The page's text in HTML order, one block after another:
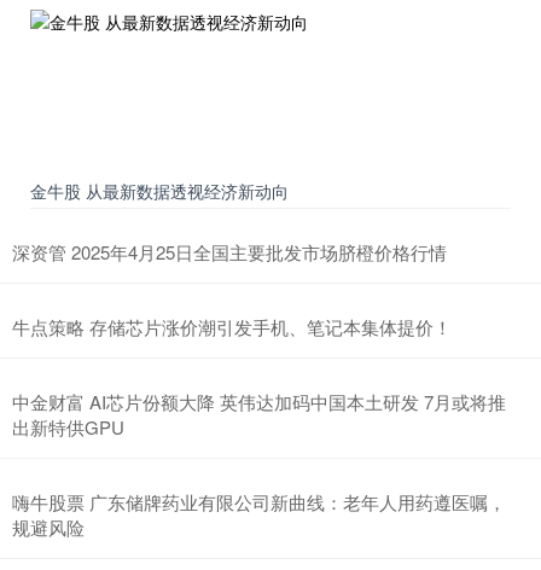
金牛股 从最新数据透视经济新动向
深资管 2025年4月25日全国主要批发市场脐橙价格行情
牛点策略 存储芯片涨价潮引发手机、笔记本集体提价！
中金财富 AI芯片份额大降 英伟达加码中国本土研发 7月或将推
出新特供GPU
嗨牛股票 广东储牌药业有限公司新曲线：老年人用药遵医嘱，
规避风险